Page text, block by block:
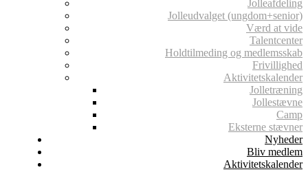
Jolleafdeling
Jolleudvalget (ungdom+senior)
Værd at vide
Talentcenter
Holdtilmeding og medlemsskab
Frivillighed
Aktivitetskalender
Jolletræning
Jollestævne
Camp
Eksterne stævner
Nyheder
Bliv medlem
Aktivitetskalender